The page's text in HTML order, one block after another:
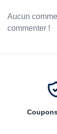
Aucun
commenter !